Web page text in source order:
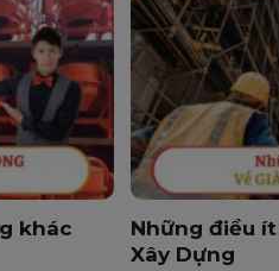
khác
Những điều
Xây Dựng